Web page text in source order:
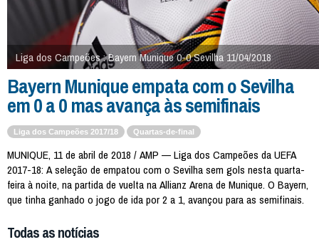
Liga dos Campeões : Bayern Munique 0-0 Sevilha 11/04/2018
Bayern Munique empata com o Sevilha
em 0 a 0 mas avança às semifinais
Liga dos Campeões 2017/18 Quartas-de-final
MUNIQUE, 11 de abril de 2018 / AMP — Liga dos Campeões da UEFA
2017-18: A seleção de empatou com o Sevilha sem gols nesta quarta-
feira à noite, na partida de vuelta na Allianz Arena de Munique. O Bayern,
que tinha ganhado o jogo de ida por 2 a 1, avançou para as semifinais.
Todas as notícias